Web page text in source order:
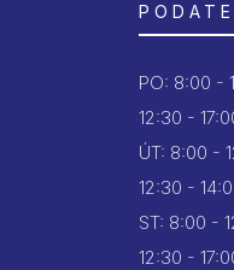
PO: 8:00 -
12:30 -
ÚT: 8:00 -
12:30 -
ST: 8:00 -
12:30 -